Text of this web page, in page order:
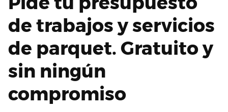
de trabajos y servicios
de parquet. Gratuito y
sin ningún
compromiso